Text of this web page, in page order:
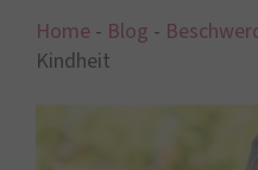
Home - Blog -
Kindheit